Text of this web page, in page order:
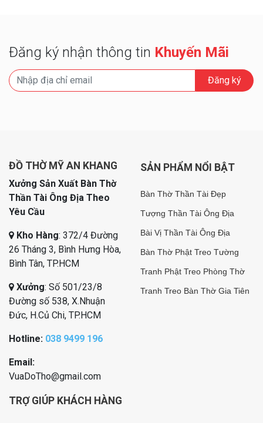
Đăng ký nhận thông tin Khuyến Mãi
Đăng ký
ĐỒ THỜ MỸ AN KHANG
Xưởng Sản Xuất Bàn Thờ
Thần Tài Ông Địa Theo
Yêu Cầu
Kho Hàng: 372/4 Đường
26 Tháng 3, Bình Hưng Hòa,
Bình Tân, TP.HCM
Xưởng: Số 501/23/8
Đường số 538, X.Nhuận
Đức, H.Củ Chi, TP.HCM
Hotline: 038 9499 196
Email:
VuaDoTho@gmail.com
SẢN PHẨM NỔI BẬT
Bàn Thờ Thần Tài Đẹp
Tượng Thần Tài Ông Địa
Bài Vị Thần Tài Ông Địa
Bàn Thờ Phật Treo Tường
Tranh Phật Treo Phòng Thờ
Tranh Treo Bàn Thờ Gia Tiên
TRỢ GIÚP KHÁCH HÀNG